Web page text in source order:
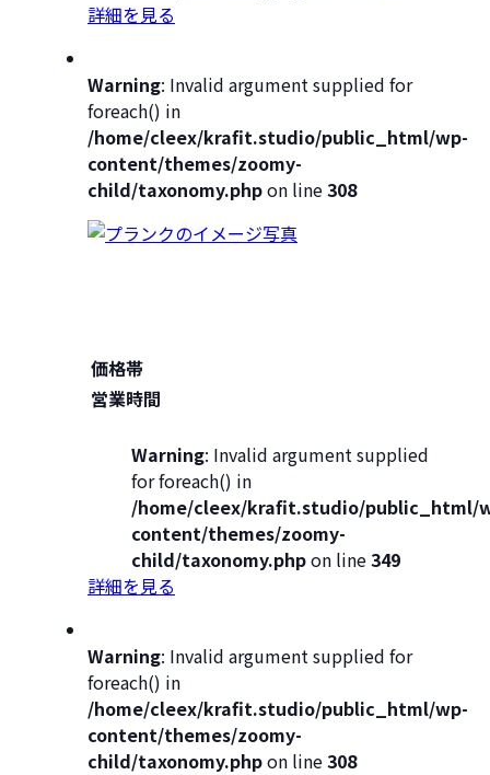
詳細を見る
Warning: Invalid argument supplied for
foreach() in
/home/cleex/krafit.studio/public_html/wp-
content/themes/zoomy-
child/taxonomy.phpon line308
価格帯
営業時間
Warning: Invalid argument supplied
for foreach() in
/home/cleex/krafit.studio/public_html/
content/themes/zoomy-
child/taxonomy.phpon line349
詳細を見る
Warning: Invalid argument supplied for
foreach() in
/home/cleex/krafit.studio/public_html/wp-
content/themes/zoomy-
child/taxonomy.phpon line308